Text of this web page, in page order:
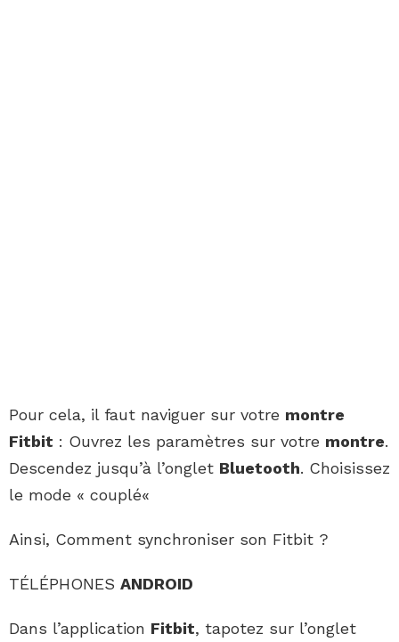
Pour cela, il faut naviguer sur votre montre
Fitbit : Ouvrez les paramètres sur votre montre.
Descendez jusqu’à l’onglet Bluetooth. Choisissez
le mode « couplé«
Ainsi, Comment synchroniser son Fitbit ?
TÉLÉPHONES ANDROID
Dans l’application Fitbit, tapotez sur l’onglet